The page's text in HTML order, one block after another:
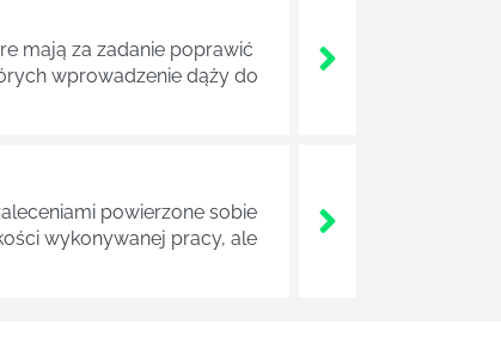
mają za zadanie poprawić
wprowadzenie dąży do
powierzone sobie
wykonywanej pracy, ale